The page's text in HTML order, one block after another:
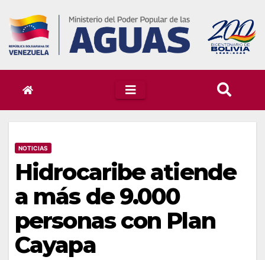
content
NOTICIAS
Hidrocaribe atiende
a más de 9.000
personas con Plan
Cayapa